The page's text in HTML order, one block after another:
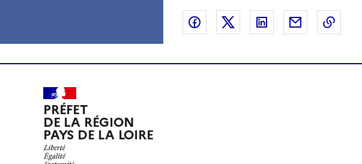
Partager sur Facebook
Partager sur XPartager surPartager
PRÉFET
DE LA RÉGION
PAYS DE LA LOIRE